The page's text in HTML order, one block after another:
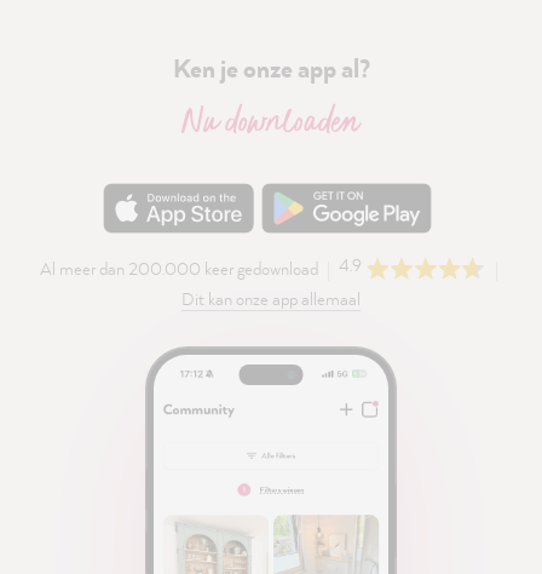
Ken je onze app al?
Nu downloaden
Al meer dan 200.000 keer gedownload
4.9
Dit kan onze app allemaal